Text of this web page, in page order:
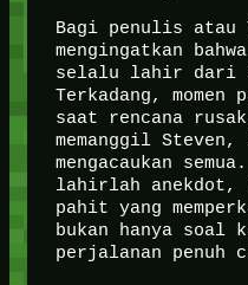
Bagi penulis atau
mengingatkan
selalu lahir dari
Terkadang, momen
saat rencana
memanggil
mengacaukan
lahirlah anekdot,
pahit yang
bukan hanya soal
perjalanan penuh